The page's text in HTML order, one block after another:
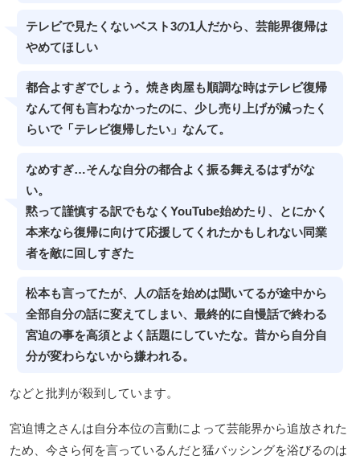
テレビで見たくないベスト3の1人だから、芸能界復帰は
やめてほしい
都合よすぎでしょう。焼き肉屋も順調な時はテレビ復帰
なんて何も言わなかったのに、少し売り上げが減ったく
らいで「テレビ復帰したい」なんて。
なめすぎ…そんな自分の都合よく振る舞えるはずがな
い。
黙って謹慎する訳でもなくYouTube始めたり、とにかく
本来なら復帰に向けて応援してくれたかもしれない同業
者を敵に回しすぎた
松本も言ってたが、人の話を始めは聞いてるが途中から
全部自分の話に変えてしまい、最終的に自慢話で終わる
宮迫の事を高須とよく話題にしていたな。昔から自分自
分が変わらないから嫌われる。
などと批判が殺到しています。
宮迫博之さんは自分本位の言動によって芸能界から追放された
ため、今さら何を言っているんだと猛バッシングを浴びるのは